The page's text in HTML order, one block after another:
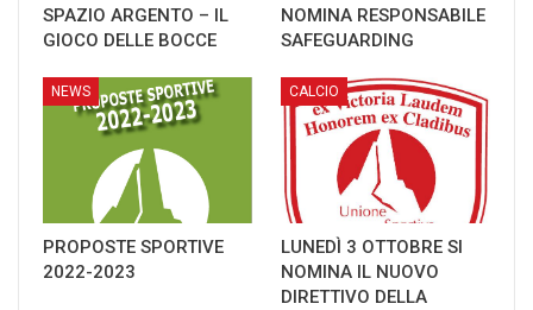
SPAZIO ARGENTO – IL
GIOCO DELLE BOCCE
NOMINA RESPONSABILE
SAFEGUARDING
NEWS
PROPOSTE SPORTIVE
2022-2023
CALCIO
LUNEDÌ 3 OTTOBRE SI
NOMINA IL NUOVO
DIRETTIVO DELLA